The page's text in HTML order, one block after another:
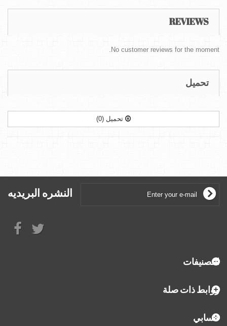
REVIEWS
No customer reviews for the moment.
تحميل
تحميل (0)
النشره البريديه
التصنيفات
روابط ذات صلة
حسابي